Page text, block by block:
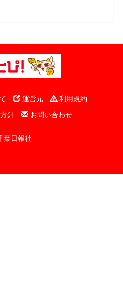
運営元
利用規約
針
お問い合わせ
葉日報社